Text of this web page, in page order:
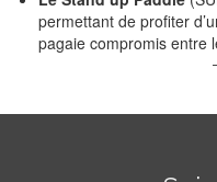
permettant de profiter
pagaie compromis entre